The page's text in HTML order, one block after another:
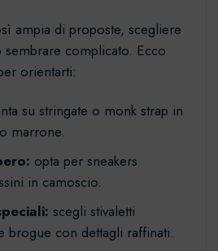
ampia di proposte, scegliere
sembrare complicato. Ecco
orientarti:
su stringate o monk strap in
marrone.
opta per sneakers
in camoscio.
scegli stivaletti
brogue con dettagli raffinati.